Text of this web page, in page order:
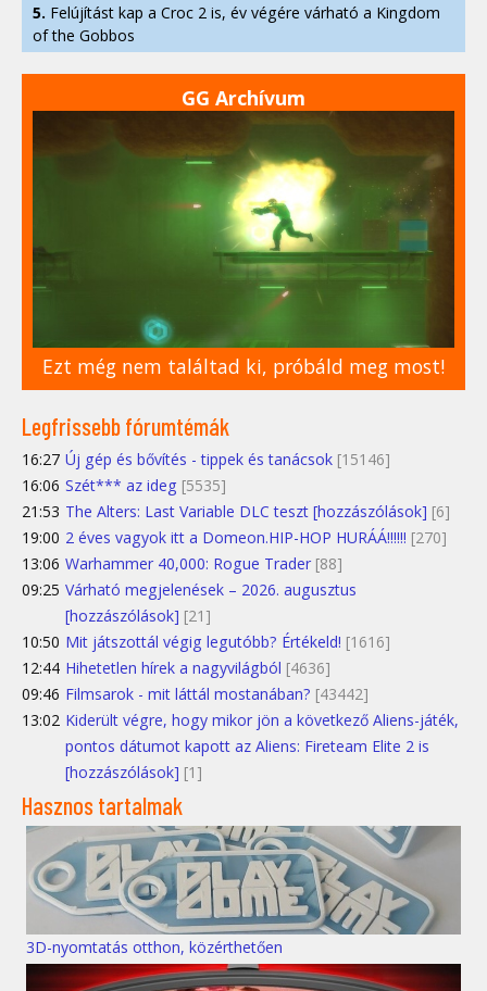
5. Felújítást kap a Croc 2 is, év végére várható a Kingdom
of the Gobbos
GG Archívum
Ezt még nem találtad ki, próbáld meg most!
Legfrissebb fórumtémák
16:27 Új gép és bővítés - tippek és tanácsok [15146]
16:06 Szét*** az ideg [5535]
21:53 The Alters: Last Variable DLC teszt [hozzászólások] [6]
19:00 2 éves vagyok itt a Domeon.HIP-HOP HURÁÁ!!!!!! [270]
13:06 Warhammer 40,000: Rogue Trader [88]
09:25 Várható megjelenések – 2026. augusztus
[hozzászólások] [21]
10:50 Mit játszottál végig legutóbb? Értékeld! [1616]
12:44 Hihetetlen hírek a nagyvilágból [4636]
09:46 Filmsarok - mit láttál mostanában? [43442]
13:02 Kiderült végre, hogy mikor jön a következő Aliens-játék,
pontos dátumot kapott az Aliens: Fireteam Elite 2 is
[hozzászólások] [1]
Hasznos tartalmak
3D-nyomtatás otthon, közérthetően